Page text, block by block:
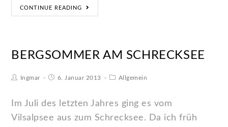
CONTINUE READING
BERGSOMMER AM SCHRECKSEE
Ingmar 6. Januar 2013 Allgemein
Im Juli des letzten Jahres ging es vom
Vilsalpsee aus zum Schrecksee. Da ich früh